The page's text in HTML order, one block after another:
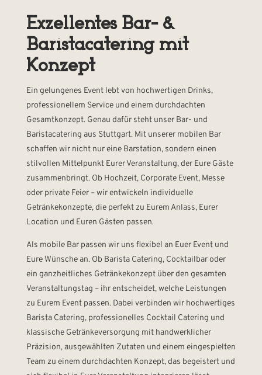
Exzellentes Bar- &
Baristacatering mit
Konzept
Ein gelungenes Event lebt von hochwertigen Drinks,
professionellem Service und einem durchdachten
Gesamtkonzept. Genau dafür steht unser Bar- und
Baristacatering aus Stuttgart. Mit unserer mobilen Bar
schaffen wir nicht nur eine Barstation, sondern einen
stilvollen Mittelpunkt Eurer Veranstaltung, der Eure Gäste
zusammenbringt. Ob Hochzeit, Corporate Event, Messe
oder private Feier – wir entwickeln individuelle
Getränkekonzepte, die perfekt zu Eurem Anlass, Eurer
Location und Euren Gästen passen.
Als mobile Bar passen wir uns flexibel an Euer Event und
Eure Wünsche an. Ob Barista Catering, Cocktailbar oder
ein ganzheitliches Getränkekonzept über den gesamten
Veranstaltungstag – ihr entscheidet, welche Leistungen
zu Eurem Event passen. Dabei verbinden wir hochwertiges
Barista Catering, professionelles Cocktail Catering und
klassische Getränkeversorgung mit handwerklicher
Präzision, ausgewählten Zutaten und einem eingespielten
Team zu einem durchdachten Konzept, das begeistert und